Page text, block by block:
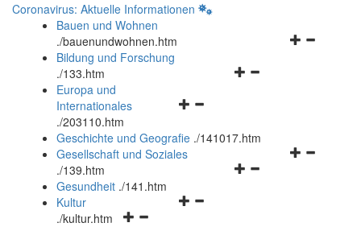
Coronavirus: Aktuelle Informationen
Bauen und Wohnen
./bauenundwohnen.htm
Navigationsmenü
Bildung und Forschung
./133.htm
Navigationsmenü
und
schließen
Europa und
Internationales
./203110.htm
Geschichte und Geografie ./141017.htm
Navigationsmenü
Gesellschaft und Soziales
./139.htm
Navigationsmenü
Gesundheit ./141.htm
Navigationsmenü
Kultur
./kultur.htm